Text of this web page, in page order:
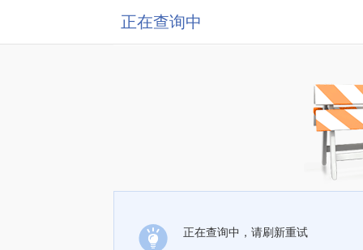
正在查询中
正在查询中，请刷新重试